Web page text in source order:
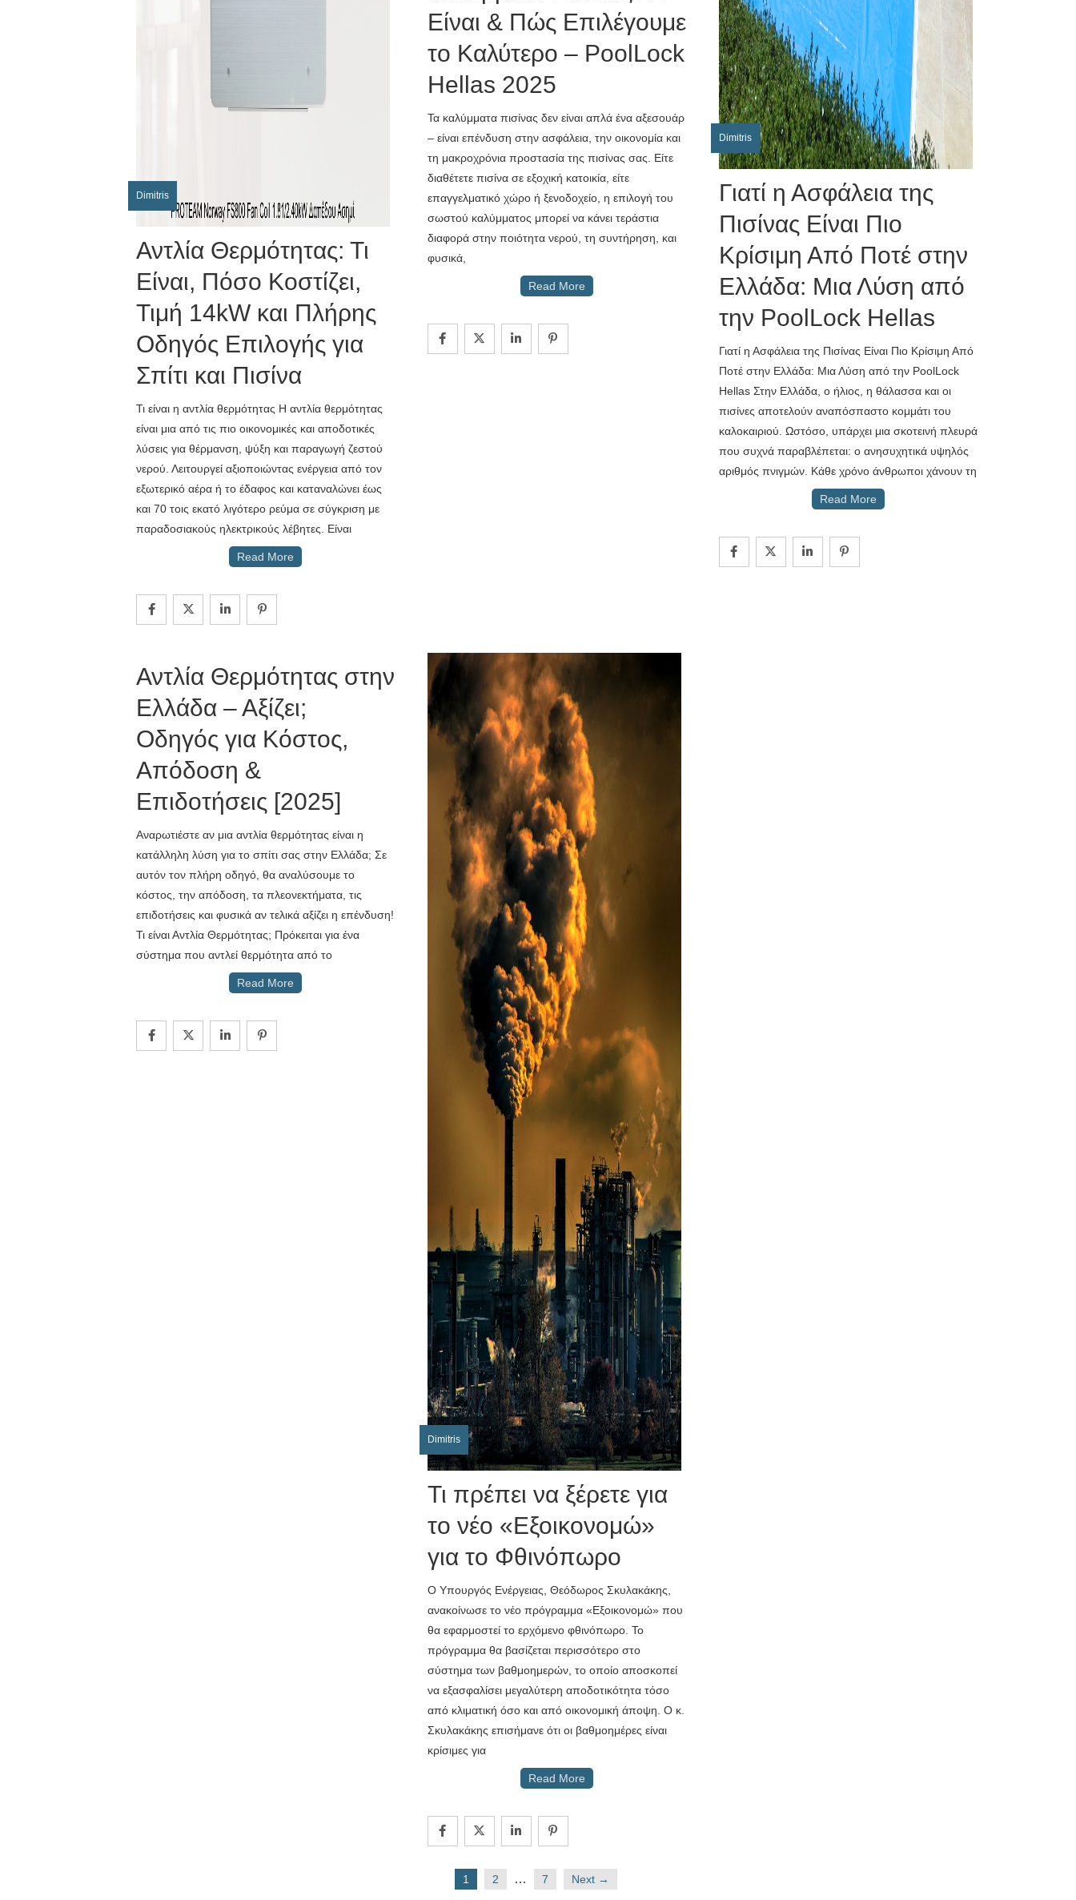
Dimitris
Αντλία Θερμότητας: Τι
Είναι, Πόσο Κοστίζει,
Τιμή 14kW και Πλήρης
Οδηγός Επιλογής για
Σπίτι και Πισίνα
Τι είναι η αντλία θερμότητας Η αντλία θερμότητας
είναι μια από τις πιο οικονομικές και αποδοτικές
λύσεις για θέρμανση, ψύξη και παραγωγή ζεστού
νερού. Λειτουργεί αξιοποιώντας ενέργεια από τον
εξωτερικό αέρα ή το έδαφος και καταναλώνει έως
και 70 τοις εκατό λιγότερο ρεύμα σε σύγκριση με
παραδοσιακούς ηλεκτρικούς λέβητες. Είναι
Read More
Είναι & Πώς Επιλέγουμε
το Καλύτερο – PoolLock
Hellas 2025
Τα καλύμματα πισίνας δεν είναι απλά ένα αξεσουάρ
– είναι επένδυση στην ασφάλεια, την οικονομία και
τη μακροχρόνια προστασία της πισίνας σας. Είτε
διαθέτετε πισίνα σε εξοχική κατοικία, είτε
επαγγελματικό χώρο ή ξενοδοχείο, η επιλογή του
σωστού καλύμματος μπορεί να κάνει τεράστια
διαφορά στην ποιότητα νερού, τη συντήρηση, και
φυσικά,
Read More
Dimitris
Γιατί η Ασφάλεια της
Πισίνας Είναι Πιο
Κρίσιμη Από Ποτέ στην
Ελλάδα: Μια Λύση από
την PoolLock Hellas
Γιατί η Ασφάλεια της Πισίνας Είναι Πιο Κρίσιμη Από
Ποτέ στην Ελλάδα: Μια Λύση από την PoolLock
Hellas Στην Ελλάδα, ο ήλιος, η θάλασσα και οι
πισίνες αποτελούν αναπόσπαστο κομμάτι του
καλοκαιριού. Ωστόσο, υπάρχει μια σκοτεινή πλευρά
που συχνά παραβλέπεται: ο ανησυχητικά υψηλός
αριθμός πνιγμών. Κάθε χρόνο άνθρωποι χάνουν τη
Read More
Dimitris
Αντλία Θερμότητας στην
Ελλάδα – Αξίζει;
Οδηγός για Κόστος,
Απόδοση &
Επιδοτήσεις [2025]
Αναρωτιέστε αν μια αντλία θερμότητας είναι η
κατάλληλη λύση για το σπίτι σας στην Ελλάδα; Σε
αυτόν τον πλήρη οδηγό, θα αναλύσουμε το
κόστος, την απόδοση, τα πλεονεκτήματα, τις
επιδοτήσεις και φυσικά αν τελικά αξίζει η επένδυση!
Τι είναι Αντλία Θερμότητας; Πρόκειται για ένα
σύστημα που αντλεί θερμότητα από το
Read More
Dimitris
Τι πρέπει να ξέρετε για
το νέο «Εξοικονομώ»
για το Φθινόπωρο
Ο Υπουργός Ενέργειας, Θεόδωρος Σκυλακάκης,
ανακοίνωσε το νέο πρόγραμμα «Εξοικονομώ» που
θα εφαρμοστεί το ερχόμενο φθινόπωρο. Το
πρόγραμμα θα βασίζεται περισσότερο στο
σύστημα των βαθμοημερών, το οποίο αποσκοπεί
να εξασφαλίσει μεγαλύτερη αποδοτικότητα τόσο
από κλιματική όσο και από οικονομική άποψη. Ο κ.
Σκυλακάκης επισήμανε ότι οι βαθμοημέρες είναι
κρίσιμες για
Read More
1 2 … 7 Next →